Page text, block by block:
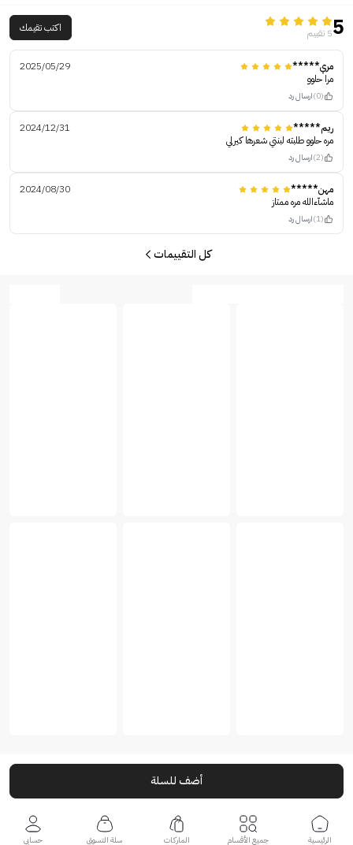
55 تقييم اكتب تقيمك
مري*****
2025/05/29
مرا حلوو
(0) ارسال رد
ريم*****
2024/12/31
مره حلوو طلبته لبنتي شعرها كيرلي
(2) ارسال رد
مهن*****
2024/08/30
ماشآءالله مره ممتاز
(1) ارسال رد
كل التقييمات
أضف للسلة
الرئيسية جميع الأقسام الماركات سلة التسوق حسابي